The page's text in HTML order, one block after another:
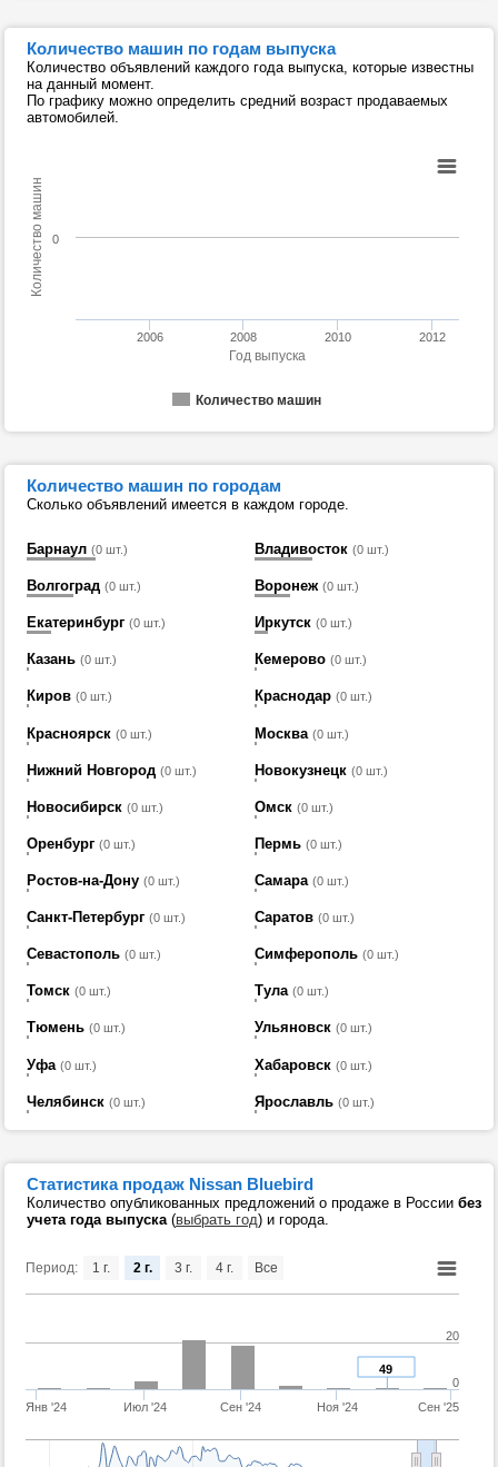
Количество машин по годам выпуска
Количество объявлений каждого года выпуска, которые известны
на данный момент.
По графику можно определить средний возраст продаваемых
автомобилей.
Год выпуска
Количество машин
Количество машин
2006 2008 2010 2012
0
Количество машин по городам
Сколько объявлений имеется в каждом городе.
Барнаул (0 шт.) Владивосток (0 шт.)
Волгоград (0 шт.) Воронеж (0 шт.)
Екатеринбург (0 шт.) Иркутск (0 шт.)
Казань (0 шт.) Кемерово (0 шт.)
Киров (0 шт.) Краснодар (0 шт.)
Красноярск (0 шт.) Москва (0 шт.)
Нижний Новгород (0 шт.) Новокузнецк (0 шт.)
Новосибирск (0 шт.) Омск (0 шт.)
Оренбург (0 шт.) Пермь (0 шт.)
Ростов-на-Дону (0 шт.) Самара (0 шт.)
Санкт-Петербург (0 шт.) Саратов (0 шт.)
Севастополь (0 шт.) Симферополь (0 шт.)
Томск (0 шт.) Тула (0 шт.)
Тюмень (0 шт.) Ульяновск (0 шт.)
Уфа (0 шт.) Хабаровск (0 шт.)
Челябинск (0 шт.) Ярославль (0 шт.)
Статистика продаж Nissan Bluebird
Количество опубликованных предложений о продаже в России без
учета года выпуска(выбрать год) и города.
Период:
49
Июл '24 Сен '24 Ноя '24 Сен '25
Янв '24
0
20
1 г. 2 г. 3 г. 4 г. Все